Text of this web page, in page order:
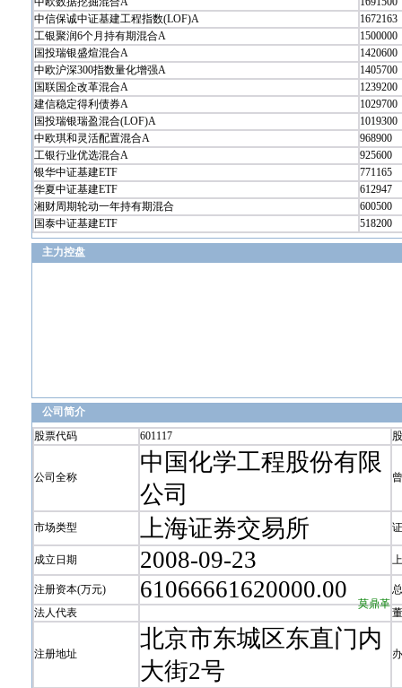
中信保诚中证基建工程指数(LOF)A
1672163
工银聚润6个月持有期混合A
1500000
国投瑞银盛煊混合A
1420600
中欧沪深300指数量化增强A
1405700
国联国企改革混合A
1239200
建信稳定得利债券A
1029700
国投瑞银瑞盈混合(LOF)A
1019300
中欧琪和灵活配置混合A
968900
工银行业优选混合A
925600
银华中证基建ETF
771165
华夏中证基建ETF
612947
湘财周期轮动一年持有期混合
600500
国泰中证基建ETF
518200
主力控盘
公司简介
股票代码
601117
公司全称
中国化学工程股份有限
公司
市场类型 上海证券交易所
成立日期 2008-09-23
注册资本(万元) 61066661620000.00
法人代表
莫鼎革
注册地址
北京市东城区东直门内
大街2号